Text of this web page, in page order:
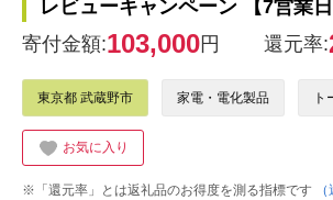
レビューキャンペーン 【7営業日
寄付金額:103,000円 還元率:
東京都 武蔵野市 家電・電化製品 ト
お気に入り
※「還元率」とは返礼品のお得度を測る指標です